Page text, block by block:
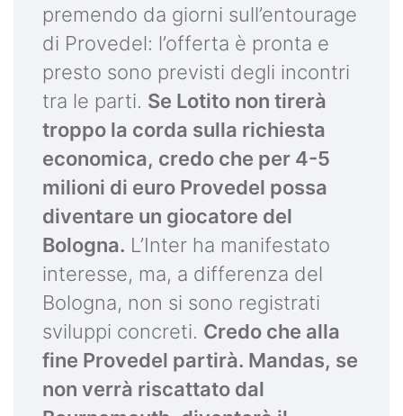
premendo da giorni sull’entourage
di Provedel: l’offerta è pronta e
presto sono previsti degli incontri
tra le parti. Se Lotito non tirerà
troppo la corda sulla richiesta
economica, credo che per 4-5
milioni di euro Provedel possa
diventare un giocatore del
Bologna. L’Inter ha manifestato
interesse, ma, a differenza del
Bologna, non si sono registrati
sviluppi concreti. Credo che alla
fine Provedel partirà. Mandas, se
non verrà riscattato dal